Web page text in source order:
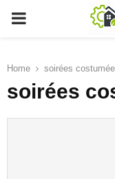
PRIMARY
Home soirées
soirées